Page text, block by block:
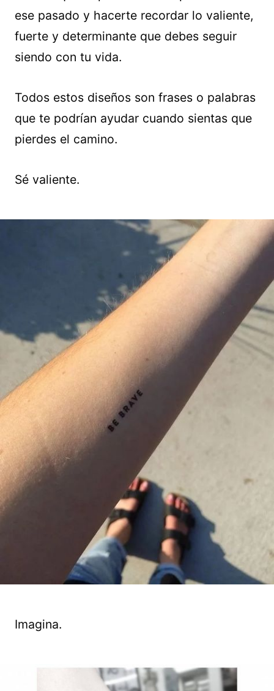
ese pasado y hacerte recordar lo valiente,
fuerte y determinante que debes seguir
siendo con tu vida.
Todos estos diseños son frases o palabras
que te podrían ayudar cuando sientas que
pierdes el camino.
Sé valiente.
Imagina.